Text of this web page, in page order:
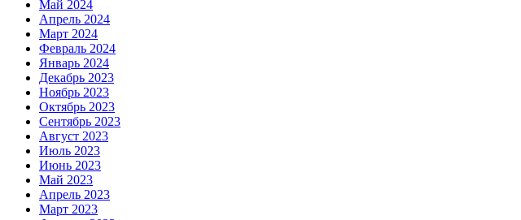
Май 2024
Апрель 2024
Март 2024
Февраль 2024
Январь 2024
Декабрь 2023
Ноябрь 2023
Октябрь 2023
Сентябрь 2023
Август 2023
Июль 2023
Июнь 2023
Май 2023
Апрель 2023
Март 2023